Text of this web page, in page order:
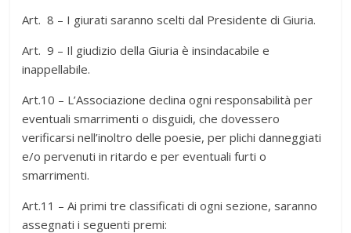
Art. 8 – I giurati saranno scelti dal Presidente di Giuria.
Art. 9 – Il giudizio della Giuria è insindacabile e
inappellabile.
Art.10 – L’Associazione declina ogni responsabilità per
eventuali smarrimenti o disguidi, che dovessero
verificarsi nell’inoltro delle poesie, per plichi danneggiati
e/o pervenuti in ritardo e per eventuali furti o
smarrimenti.
Art.11 – Ai primi tre classificati di ogni sezione, saranno
assegnati i seguenti premi: